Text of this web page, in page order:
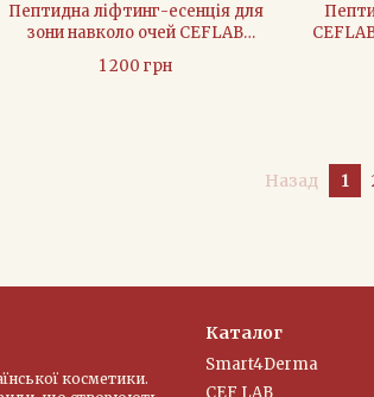
Пептидна ліфтинг-есенція для
зони навколо очей CEFLAB
RENAISSANCE ROYAL EYE
ESSENCE - 30 мл
1 200 грн
Назад 1
косметики.
Каталог
Smart4Derma